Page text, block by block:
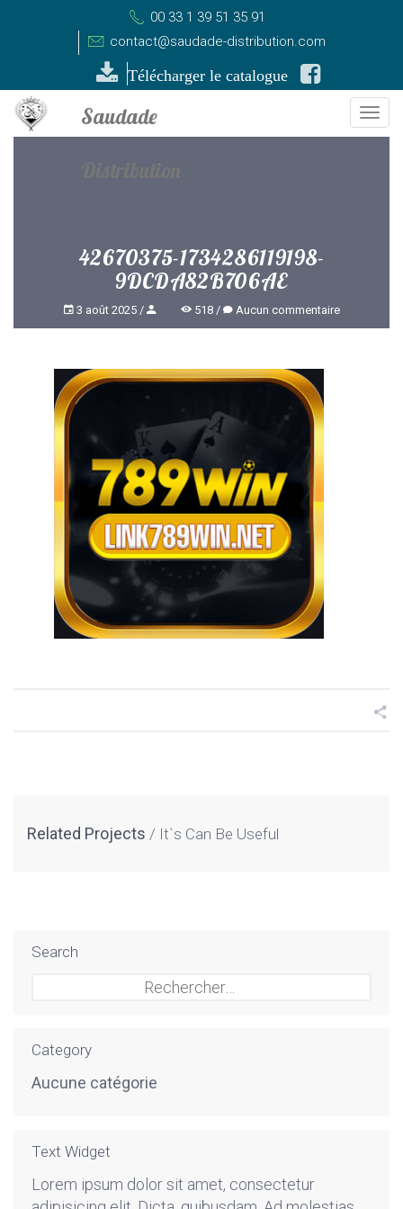
00 33 1 39 51 35 91
contact@saudade-distribution.com
Télécharger le catalogue
42670375-1734286119198-
9DCDA82B706AE
3 août 2025 518 Aucun commentaire
Related Projects It`s Can Be Useful
Search
Category
Aucune catégorie
Text Widget
Lorem ipsum dolor sit amet, consectetur